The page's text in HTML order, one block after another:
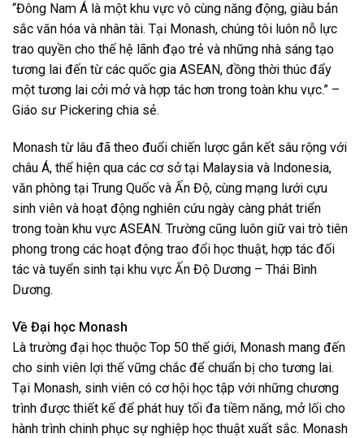
“Đông Nam Á là một khu vực vô cùng năng động, giàu bản
sắc văn hóa và nhân tài. Tại Monash, chúng tôi luôn nỗ lực
trao quyền cho thế hệ lãnh đạo trẻ và những nhà sáng tạo
tương lai đến từ các quốc gia ASEAN, đồng thời thúc đẩy
một tương lai cởi mở và hợp tác hơn trong toàn khu vực.” –
Giáo sư Pickering chia sẻ.
Monash từ lâu đã theo đuổi chiến lược gắn kết sâu rộng với
châu Á, thể hiện qua các cơ sở tại Malaysia và Indonesia,
văn phòng tại Trung Quốc và Ấn Độ, cùng mạng lưới cựu
sinh viên và hoạt động nghiên cứu ngày càng phát triển
trong toàn khu vực ASEAN. Trường cũng luôn giữ vai trò tiên
phong trong các hoạt động trao đổi học thuật, hợp tác đối
tác và tuyển sinh tại khu vực Ấn Độ Dương – Thái Bình
Dương.
Về Đại học Monash
Là trường đại học thuộc Top 50 thế giới, Monash mang đến
cho sinh viên lợi thế vững chắc để chuẩn bị cho tương lai.
Tại Monash, sinh viên có cơ hội học tập với những chương
trình được thiết kế để phát huy tối đa tiềm năng, mở lối cho
hành trình chinh phục sự nghiệp học thuật xuất sắc. Monash